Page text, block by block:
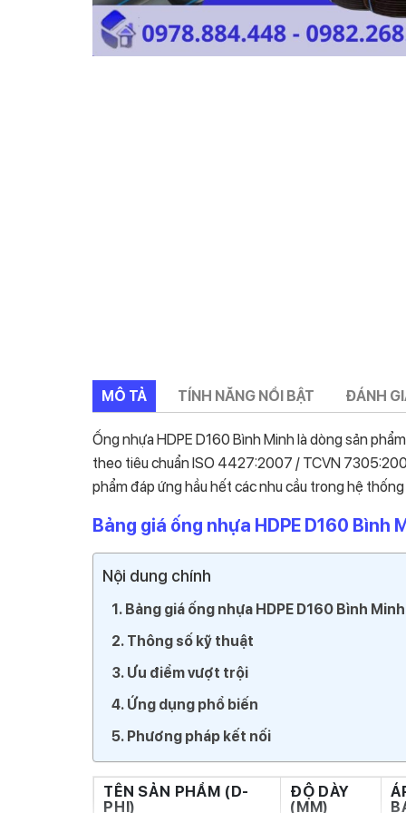
MÔ TẢ TÍNH NĂNG NỔI BẬT ĐÁNH
Ống nhựa HDPE D160 Bình Minh là dòng sản
theo tiêu chuẩn ISO 4427:2007 / TCVN
phẩm đáp ứng hầu hết các nhu cầu trong hệ
Bảng giá ống nhựa HDPE D160 Bình
Nội dung chính
Bảng giá ống nhựa HDPE D160 Bình Minh
Thông số kỹ thuật
Ưu điểm vượt trội
Ứng dụng phổ biến
Phương pháp kết nối
TÊN SẢN PHẨM (D-
PHI)
ĐỘ DÀY
(MM)